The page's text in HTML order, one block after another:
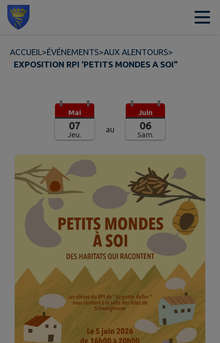
Contenu
ACCUEIL>ÉVÉNEMENTS>AUX ALENTOURS>
EXPOSITION RPI 'PETITS MONDES A SOI"
Mai
07
Jeu.
au
Juin
06
Sam.